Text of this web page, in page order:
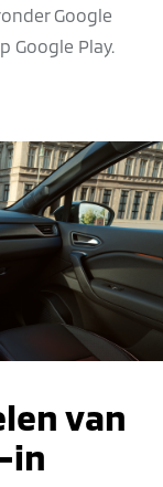
CONNECTIVITEIT
Google
Google Play.
van
in